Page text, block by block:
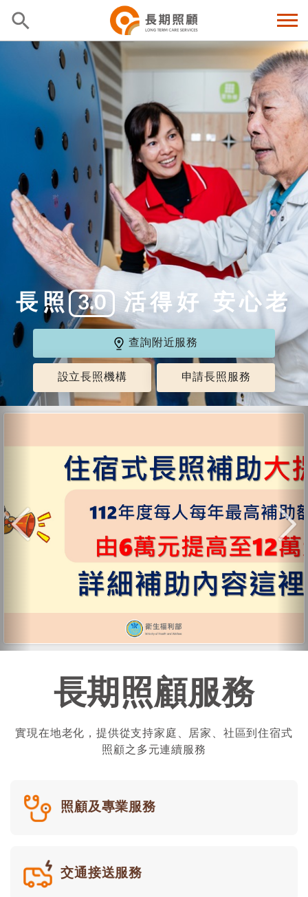
長照 3.0 活得好 安心老
查詢附近服務
設立長照機構 申請長照服務
長期照顧服務
實現在地老化，提供從支持家庭、居家、社區到住宿式
照顧之多元連續服務
照顧及專業服務
交通接送服務